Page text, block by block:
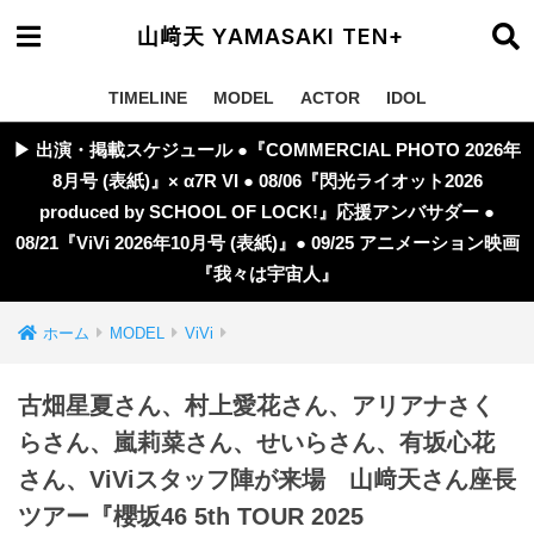
山﨑天 YAMASAKI TEN+
TIMELINE MODEL ACTOR IDOL
▶︎ 出演・掲載スケジュール ●『COMMERCIAL PHOTO 2026年
8月号 (表紙)』× α7R VI ● 08/06『閃光ライオット2026
produced by SCHOOL OF LOCK!』応援アンバサダー ●
08/21『ViVi 2026年10月号 (表紙)』● 09/25 アニメーション映画
『我々は宇宙人』
ホーム MODEL ViVi
古畑星夏さん、村上愛花さん、アリアナさく
らさん、嵐莉菜さん、せいらさん、有坂心花
さん、ViViスタッフ陣が来場 山﨑天さん座長
ツアー『櫻坂46 5th TOUR 2025